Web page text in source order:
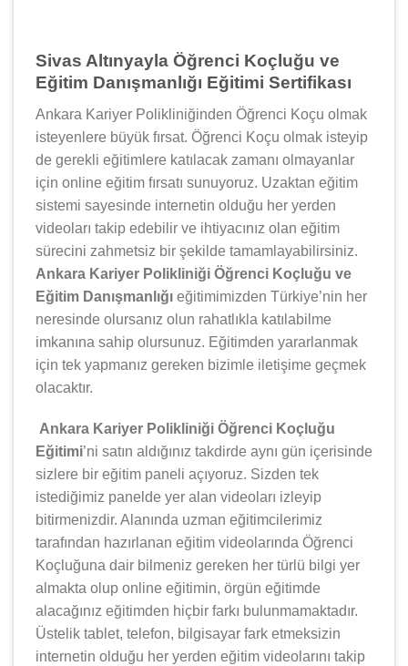
Sivas Altınyayla Öğrenci Koçluğu ve
Eğitim Danışmanlığı Eğitimi Sertifikası
Ankara Kariyer Polikliniğinden Öğrenci Koçu olmak
isteyenlere büyük fırsat. Öğrenci Koçu olmak isteyip
de gerekli eğitimlere katılacak zamanı olmayanlar
için online eğitim fırsatı sunuyoruz. Uzaktan eğitim
sistemi sayesinde internetin olduğu her yerden
videoları takip edebilir ve ihtiyacınız olan eğitim
sürecini zahmetsiz bir şekilde tamamlayabilirsiniz.
Ankara Kariyer Polikliniği Öğrenci Koçluğu ve
Eğitim Danışmanlığı eğitimimizden Türkiye’nin her
neresinde olursanız olun rahatlıkla katılabilme
imkanına sahip olursunuz. Eğitimden yararlanmak
için tek yapmanız gereken bizimle iletişime geçmek
olacaktır.
Ankara Kariyer Polikliniği Öğrenci Koçluğu
Eğitimi’ni satın aldığınız takdirde aynı gün içerisinde
sizlere bir eğitim paneli açıyoruz. Sizden tek
istediğimiz panelde yer alan videoları izleyip
bitirmenizdir. Alanında uzman eğitimcilerimiz
tarafından hazırlanan eğitim videolarında Öğrenci
Koçluğuna dair bilmeniz gereken her türlü bilgi yer
almakta olup online eğitimin, örgün eğitimde
alacağınız eğitimden hiçbir farkı bulunmamaktadır.
Üstelik tablet, telefon, bilgisayar fark etmeksizin
internetin olduğu her yerden eğitim videolarını takip